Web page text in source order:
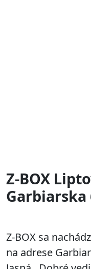
Z-BOX
Garbiarska
Z-BOX sa
na adrese